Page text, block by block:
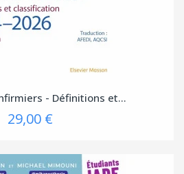
- Définitions et...
29,00 €